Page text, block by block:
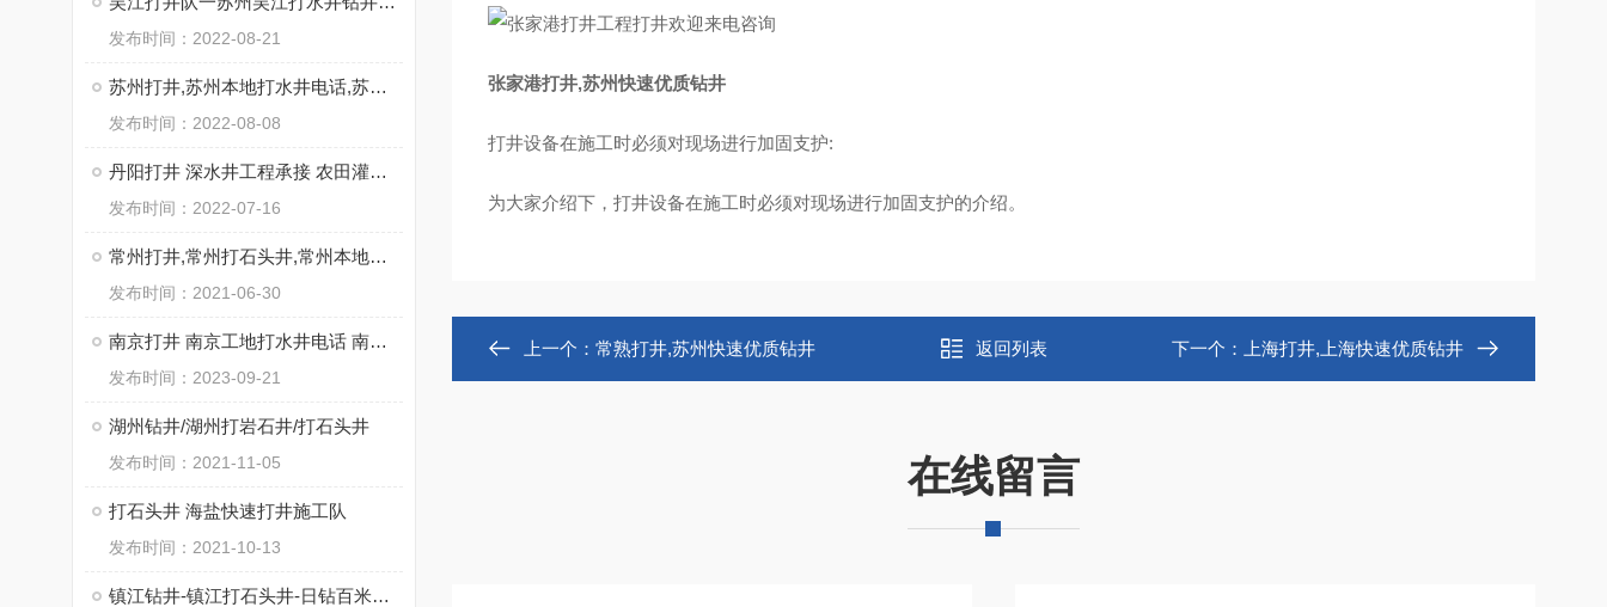
发布时间：2022-08-21
苏州打井,苏州本地打水井电话,苏州专业钻井公司
发布时间：2022-08-08
丹阳打井 深水井工程承接 农田灌溉用井饮用水井
发布时间：2022-07-16
常州打井,常州打石头井,常州本地钻井公司
发布时间：2021-06-30
南京打井 南京工地打水井电话 南京工厂打石头井
发布时间：2023-09-21
湖州钻井/湖州打岩石井/打石头井
发布时间：2021-11-05
打石头井 海盐快速打井施工队
发布时间：2021-10-13
镇江钻井-镇江打石头井-日钻百米不用水电
张家港打井,苏州快速优质钻井
打井设备在施工时必须对现场进行加固支护:
为大家介绍下，打井设备在施工时必须对现场进行加固支护的介绍。
上一个： 常熟打井,苏州快速优质钻井 返回列表 下一个： 上海打井,上海快速优质钻井
在线留言